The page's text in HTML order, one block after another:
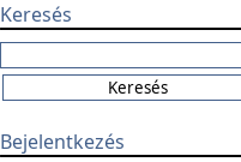
Keresés
Bejelentkezés